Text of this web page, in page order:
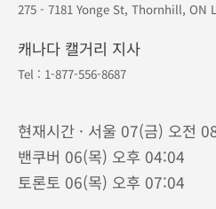
275 - 7181 Yonge St, Thornhill, ON
캐나다 캘거리 지사
Tel : 1-877-556-8687
현재시간 · 서울 07(금) 오전
밴쿠버 06(목) 오후 04:04
토론토 06(목) 오후 07:04